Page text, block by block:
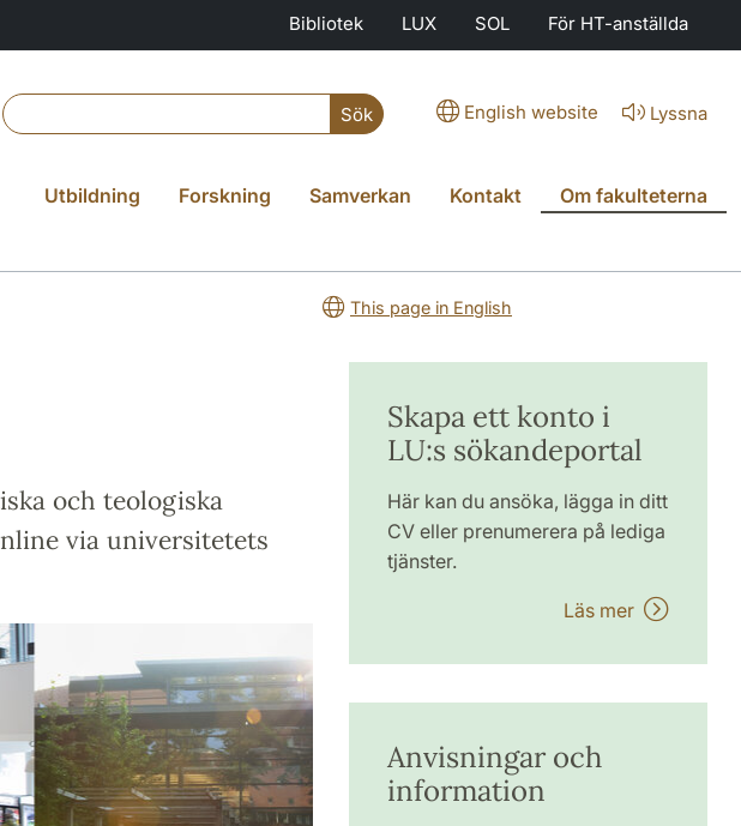
Bibliotek LUX SOL För HT-anställda
Sök English website Lyssna
Utbildning Forskning Samverkan Kontakt Om fakulteterna
This page in English
och teologiska
via universitetets
Skapa ett konto i
LU:s sökandeportal
Här kan du ansöka, lägga in ditt
CV eller prenumerera på lediga
tjänster.
Läs mer
Anvisningar och
information